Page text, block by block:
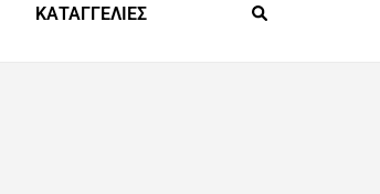
ΚΑΤΑΓΓΕΛΙΕΣ